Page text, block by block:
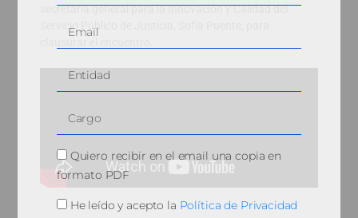
secretaria general para la Innovación y Calidad del
Servicio Público de Justicia, Sofía Puente, para
Quiero recibir en el email una copia en
formato PDF
He leído y acepto la Política de Privacidad